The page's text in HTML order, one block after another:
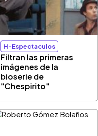
H-Espectaculos
Filtran las primeras
imágenes de la
bioserie de
"Chespirito"